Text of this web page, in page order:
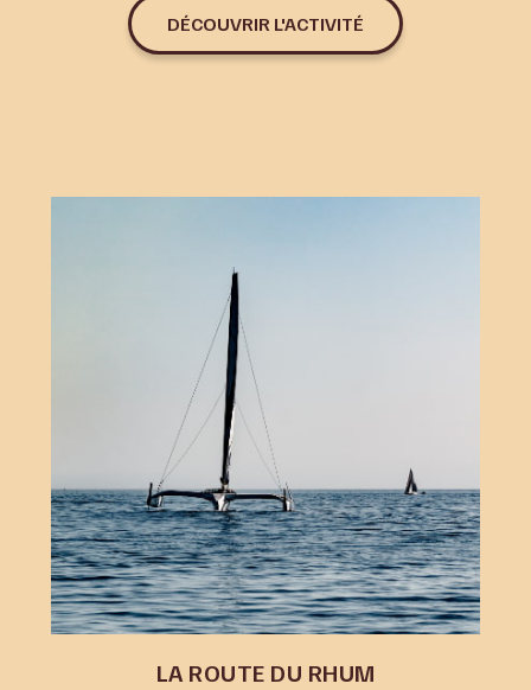
DÉCOUVRIR L'ACTIVITÉ
LA ROUTE DU RHUM